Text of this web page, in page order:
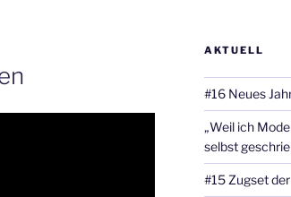
AKTUELL
#16 Neues
„Weil ich
selbst
#15 Zugset